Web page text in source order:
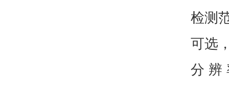
检测
可选
分 辨